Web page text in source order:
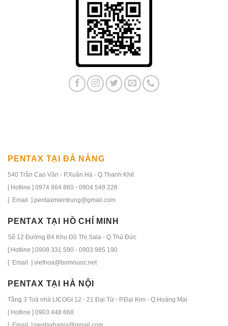
PENTAX TẠI ĐÀ NẴNG
540 Trần Cao Vân - P.Xuân Hà - Q.Thanh Khê
[ Hotline ] 0974 864 860 - 0904 549 228
[ Email ] pentaxmientrung@gmail.com
PENTAX TẠI HỒ CHÍ MINH
Số 12 Đường B4 Khu Đô Thị Sala - Q.Thủ Đức
[ Hotline ] 0908 331 590 - 0903 985 190
[ Email ] viethoa@bomnuoc.net
PENTAX TẠI HÀ NỘI
Tầng 3 Toà nhà LICOGI 12 - 21 Đại Từ - P.Đại Kim - Q.Hoàng Mai
[ Hotline ] 0903 448 668